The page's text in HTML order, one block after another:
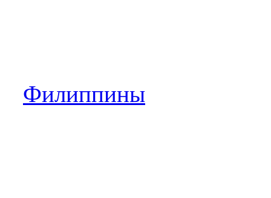
Филиппины